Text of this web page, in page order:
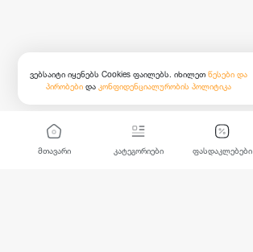
მთავარი კატეგორიები ფასდაკლებები
ვებსაიტი იყენებს Cookies ფაილებს. იხილეთ წესები და
პირობები და კონფიდენციალურობის პოლიტიკა